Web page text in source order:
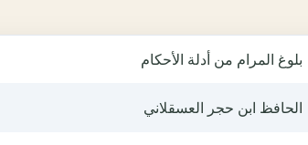
بلوغ المرام من أدلة الأحكام
الحافظ ابن حجر العسقلاني